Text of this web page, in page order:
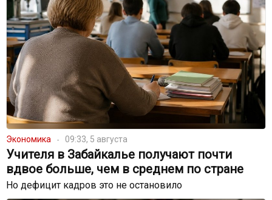
Экономика 09:33, 5 августа
Учителя в Забайкалье получают почти
вдвое больше, чем в среднем по стране
Но дефицит кадров это не остановило